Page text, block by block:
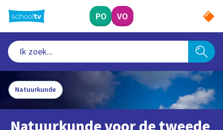
naar
hoofdinhoud
PO VO
Natuurkunde